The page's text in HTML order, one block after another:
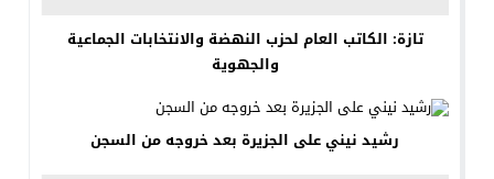
تازة: الكاتب العام لحزب النهضة والانتخابات الجماعية
والجهوية
رشيد نيني على الجزيرة بعد خروجه من السجن